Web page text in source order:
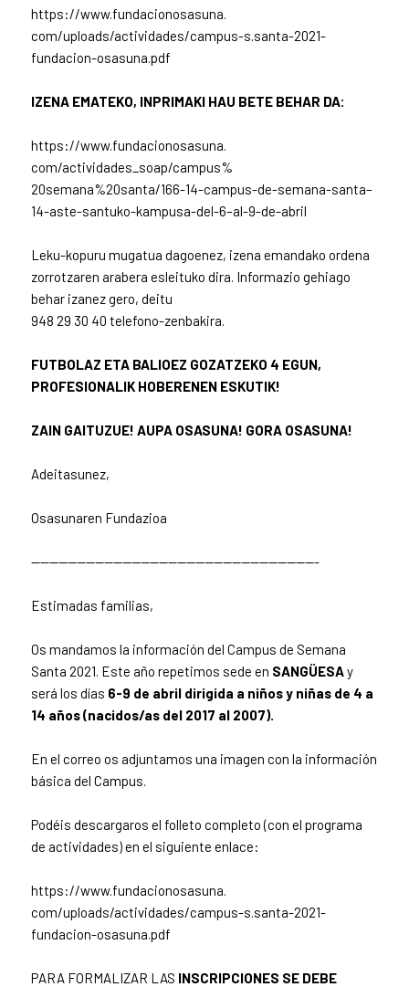
https://www.fundacionosasuna.
com/uploads/actividades/campus-s.santa-2021-
fundacion-osasuna.pdf
IZENA EMATEKO, INPRIMAKI HAU BETE BEHAR DA:
https://www.fundacionosasuna.
com/actividades_soap/campus%
20semana%20santa/166-14-campus-de-semana-santa–
14-aste-santuko-kampusa-del-6–al-9-de-abril
Leku-kopuru mugatua dagoenez, izena emandako ordena
zorrotzaren arabera esleituko dira. Informazio gehiago
behar izanez gero, deitu
948 29 30 40 telefono-zenbakira.
FUTBOLAZ ETA BALIOEZ GOZATZEKO 4 EGUN,
PROFESIONALIK HOBERENEN ESKUTIK!
ZAIN GAITUZUE! AUPA OSASUNA! GORA OSASUNA!
Adeitasunez,
Osasunaren Fundazioa
———————————————————————————————-
Estimadas familias,
Os mandamos la información del Campus de Semana
Santa 2021. Este año repetimos sede en SANGÜESA y
será los días 6-9 de abril dirigida a niños y niñas de 4 a
14 años (nacidos/as del 2017 al 2007).
En el correo os adjuntamos una imagen con la información
básica del Campus.
Podéis descargaros el folleto completo (con el programa
de actividades) en el siguiente enlace:
https://www.fundacionosasuna.
com/uploads/actividades/campus-s.santa-2021-
fundacion-osasuna.pdf
PARA FORMALIZAR LAS INSCRIPCIONES SE DEBE